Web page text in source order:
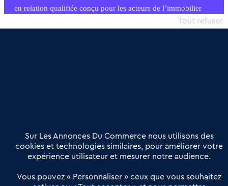
en relation qualifiée conçu pour les acteurs de l’immobilier
commercial et les collectivités territoriales, simple et intégrant
Offres Pro
Actualités
Qui sommes nous ?
Derniers articles
Sur Les Annonces Du Commerce nous utilisons des
cookies et technologies similaires, pour améliorer votre
expérience utilisateur et mesurer notre audience.
Vous pouvez « Personnaliser » ceux que vous souhaitez
Tout refuser